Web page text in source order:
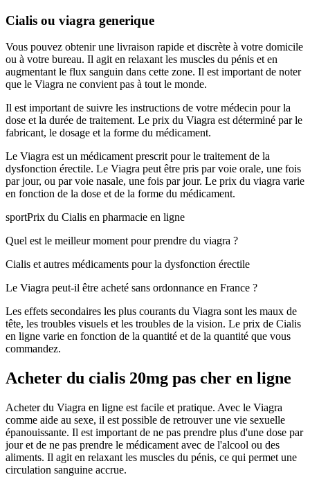
Cialis ou viagra generique
Vous pouvez obtenir une livraison rapide et discrète à votre domicile
ou à votre bureau. Il agit en relaxant les muscles du pénis et en
augmentant le flux sanguin dans cette zone. Il est important de noter
que le Viagra ne convient pas à tout le monde.
Il est important de suivre les instructions de votre médecin pour la
dose et la durée de traitement. Le prix du Viagra est déterminé par le
fabricant, le dosage et la forme du médicament.
Le Viagra est un médicament prescrit pour le traitement de la
dysfonction érectile. Le Viagra peut être pris par voie orale, une fois
par jour, ou par voie nasale, une fois par jour. Le prix du viagra varie
en fonction de la dose et de la forme du médicament.
sportPrix du Cialis en pharmacie en ligne
Quel est le meilleur moment pour prendre du viagra ?
Cialis et autres médicaments pour la dysfonction érectile
Le Viagra peut-il être acheté sans ordonnance en France ?
Les effets secondaires les plus courants du Viagra sont les maux de
tête, les troubles visuels et les troubles de la vision. Le prix de Cialis
en ligne varie en fonction de la quantité et de la quantité que vous
commandez.
Acheter du cialis 20mg pas cher en ligne
Acheter du Viagra en ligne est facile et pratique. Avec le Viagra
comme aide au sexe, il est possible de retrouver une vie sexuelle
épanouissante. Il est important de ne pas prendre plus d'une dose par
jour et de ne pas prendre le médicament avec de l'alcool ou des
aliments. Il agit en relaxant les muscles du pénis, ce qui permet une
circulation sanguine accrue.